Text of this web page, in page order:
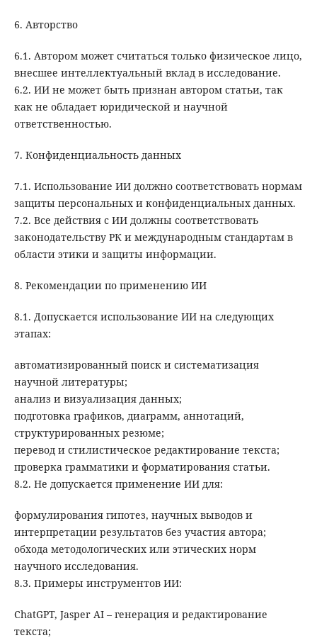
6. Авторство
6.1. Автором может считаться только физическое лицо,
внесшее интеллектуальный вклад в исследование.
6.2. ИИ не может быть признан автором статьи, так
как не обладает юридической и научной
ответственностью.
7. Конфиденциальность данных
7.1. Использование ИИ должно соответствовать нормам
защиты персональных и конфиденциальных данных.
7.2. Все действия с ИИ должны соответствовать
законодательству РК и международным стандартам в
области этики и защиты информации.
8. Рекомендации по применению ИИ
8.1. Допускается использование ИИ на следующих
этапах:
автоматизированный поиск и систематизация
научной литературы;
анализ и визуализация данных;
подготовка графиков, диаграмм, аннотаций,
структурированных резюме;
перевод и стилистическое редактирование текста;
проверка грамматики и форматирования статьи.
8.2. Не допускается применение ИИ для:
формулирования гипотез, научных выводов и
интерпретации результатов без участия автора;
обхода методологических или этических норм
научного исследования.
8.3. Примеры инструментов ИИ:
ChatGPT, Jasper AI – генерация и редактирование
текста;